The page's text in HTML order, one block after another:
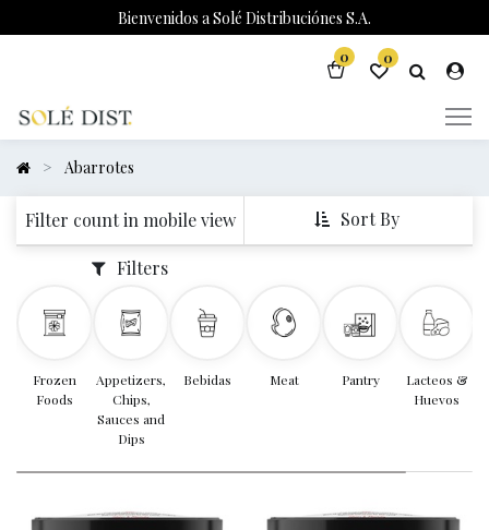
Bienvenidos a Solé Distribuciónes S.A.
0 0
Abarrotes
Filter count in mobile view
Filters
Sort By
Frozen
Foods
Appetizers,
Chips,
Sauces and
Dips
Bebidas Meat Pantry
Lacteos &
Huevos